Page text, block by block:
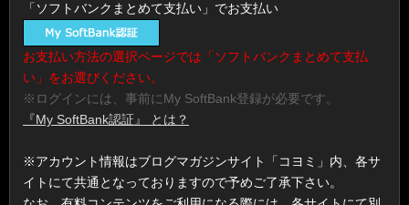
「ソフトバンクまとめて支払い」でお支払い
お支払い方法の選択ページでは「ソフトバンクまとめて支払
い」をお選びください。
※ログインには、事前にMy SoftBank登録が必要です。
『My SoftBank認証』 とは？
※アカウント情報はブログマガジンサイト「コヨミ」内、各サ
イトにて共通となっておりますので予めご了承下さい。